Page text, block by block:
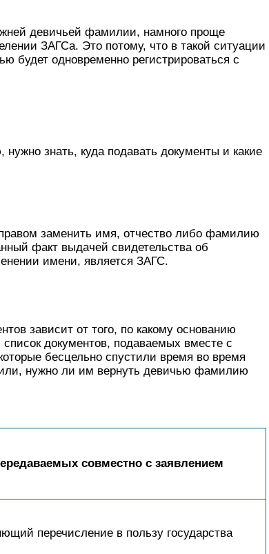
девичьей фамилии, намного проще
ЗАГСа. Это потому, что в такой ситуации
будет одновременно регистрироваться с
знать, куда подавать документы и какие
заменить имя, отчество либо фамилию
факт выдачей свидетельства об
имени, является ЗАГС.
зависит от того, по какому основанию
документов, подаваемых вместе с
бесцельно спустили время во время
нужно ли им вернуть девичью фамилию
совместно с заявлением
перечисление в пользу государства